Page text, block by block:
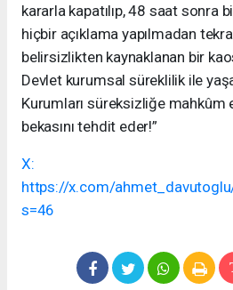
kararla kapatılıp, 48 saat sonra
hiçbir açıklama yapılmadan
belirsizlikten kaynaklanan bir
Devlet kurumsal süreklilik ile
Kurumları süreksizliğe mahkûm
bekasını tehdit eder!”
X:
https://x.com/
s=46